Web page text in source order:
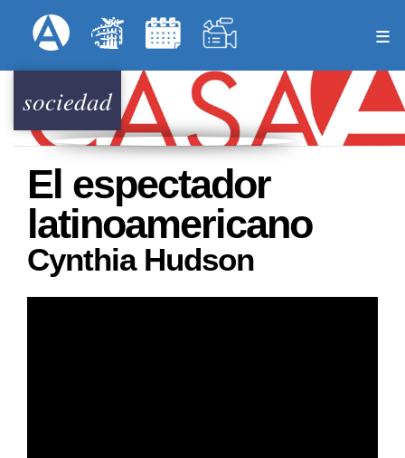
al
principal
Menú Superior
sociedad
El espectador
latinoamericano
Cynthia Hudson